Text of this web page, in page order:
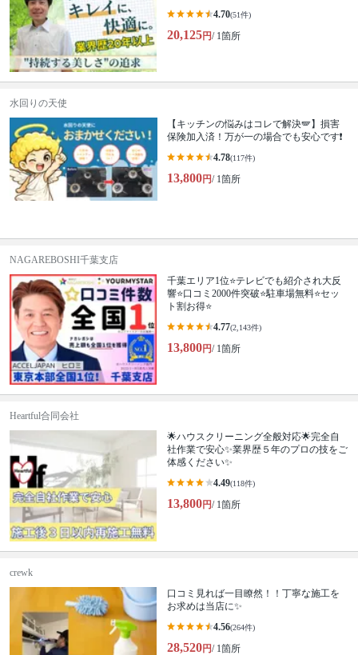
4.70(51件)
20,125円/ 1箇所
水回りの天使
【キッチンの悩みはコレで解決🪽】損害
保険加入済！万が一の場合でも安心です❗️
4.78(117件)
13,800円/ 1箇所
NAGAREBOSHI千葉支店
千葉エリア1位⭐テレビでも紹介され大反
響⭐️口コミ2000件突破⭐️駐車場無料⭐セッ
ト割お得⭐
4.77(2,143件)
13,800円/ 1箇所
Heartful合同会社
🌟ハウスクリーニング全般対応🌟完全自
社作業で安心✨業界歴５年のプロの技をご
体感ください✨
4.49(118件)
13,800円/ 1箇所
crewk
口コミ見れば一目瞭然！！丁寧な施工を
お求めは当店に✨
4.56(264件)
28,520円/ 1箇所